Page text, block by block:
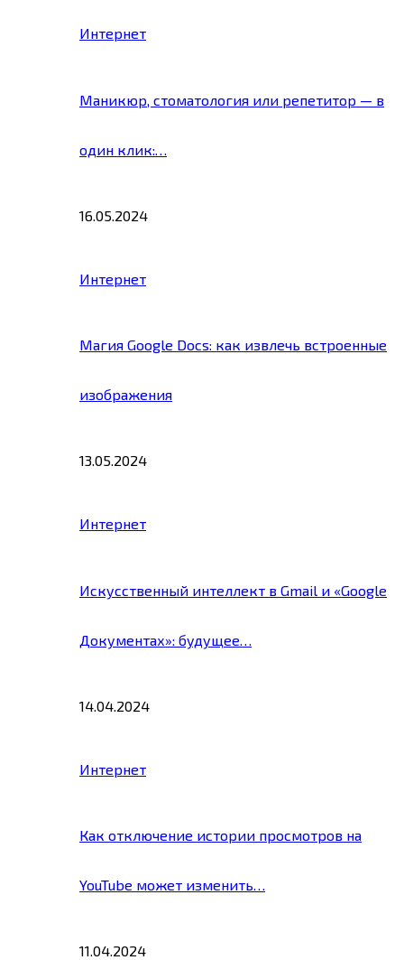
Интернет
Маникюр, стоматология или репетитор — в
один клик:…
16.05.2024
Интернет
Магия Google Docs: как извлечь встроенные
изображения
13.05.2024
Интернет
Искусственный интеллект в Gmail и «Google
Документах»: будущее…
14.04.2024
Интернет
Как отключение истории просмотров на
YouTube может изменить…
11.04.2024